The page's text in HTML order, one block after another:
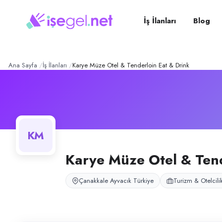
Müze Otel &
Karye Müze Otel & Tenderloin Eat & Drink Restoran, Çanakkale
pozisyonlar İş İlanları Blog
Ana Sayfa İş İlanları Karye Müze Otel & Tenderloin Eat & Drink
KM
Karye Müze Otel &
Çanakkale Ayvacık Türkiye Turizm &